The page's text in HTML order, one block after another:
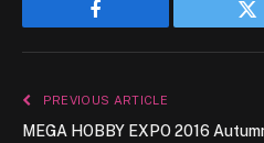
Facebook
PREVIOUS ARTICLE
MEGA HOBBY EXPO 2016